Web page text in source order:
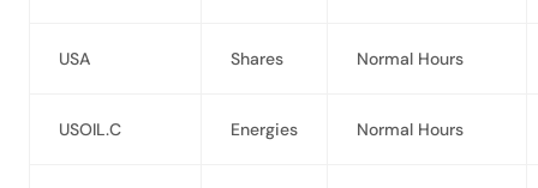
USA Shares Normal Hours
USOIL.C Energies Normal Hours